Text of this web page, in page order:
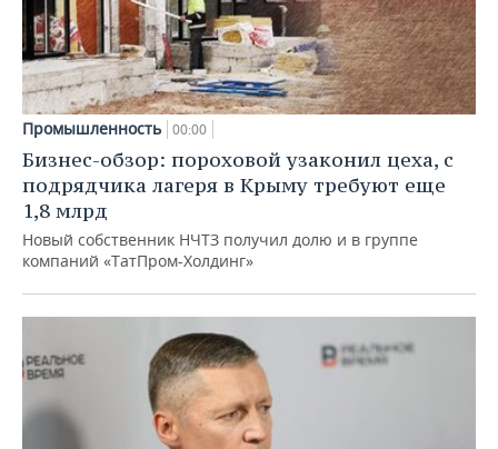
Промышленность 00:00
Бизнес-обзор: пороховой узаконил цеха, с
подрядчика лагеря в Крыму требуют еще
1,8 млрд
Новый собственник НЧТЗ получил долю и в группе
компаний «ТатПром-Холдинг»